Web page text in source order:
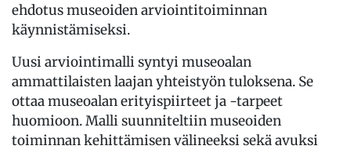
ehdotus museoiden arviointitoiminnan
käynnistämiseksi.
Uusi arviointimalli syntyi museoalan
ammattilaisten laajan yhteistyön tuloksena. Se
ottaa museoalan erityispiirteet ja -tarpeet
huomioon. Malli suunniteltiin museoiden
toiminnan kehittämisen välineeksi sekä avuksi